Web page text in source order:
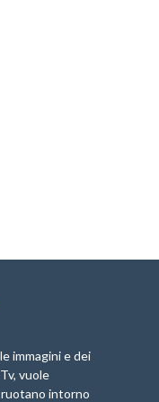
immagini e dei
vuole
intorno